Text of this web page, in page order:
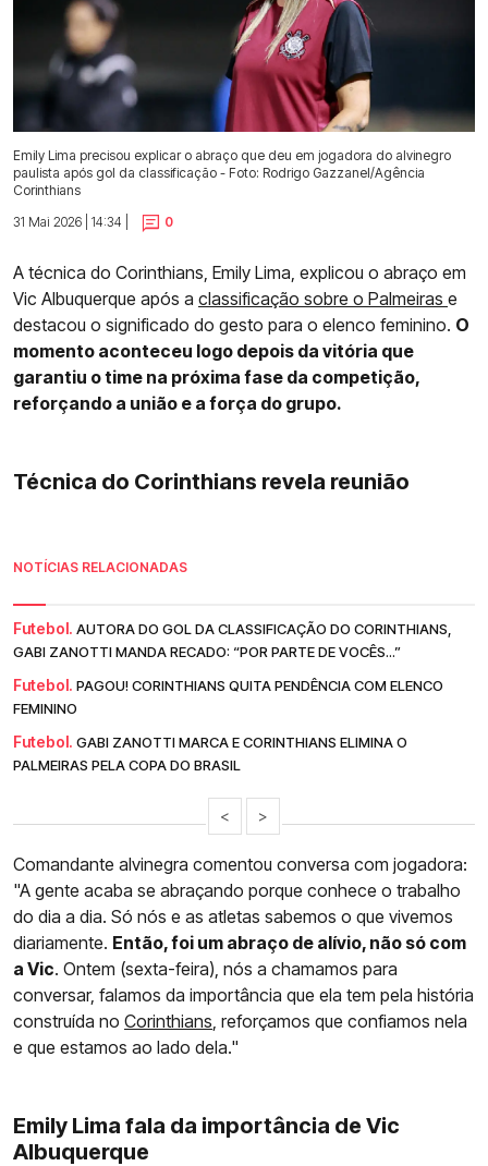
Emily Lima precisou explicar o abraço que deu em jogadora do alvinegro
paulista após gol da classificação - Foto: Rodrigo Gazzanel/Agência
Corinthians
31 Mai 2026 | 14:34 |
0
A técnica do Corinthians, Emily Lima, explicou o abraço em
Vic Albuquerque após a classificação sobre o Palmeiras e
destacou o significado do gesto para o elenco feminino. O
momento aconteceu logo depois da vitória que
garantiu o time na próxima fase da competição,
reforçando a união e a força do grupo.
Técnica do Corinthians revela reunião
NOTÍCIAS RELACIONADAS
Futebol. AUTORA DO GOL DA CLASSIFICAÇÃO DO CORINTHIANS,
GABI ZANOTTI MANDA RECADO: “POR PARTE DE VOCÊS...”
Futebol. PAGOU! CORINTHIANS QUITA PENDÊNCIA COM ELENCO
FEMININO
Futebol. GABI ZANOTTI MARCA E CORINTHIANS ELIMINA O
PALMEIRAS PELA COPA DO BRASIL
< >
Comandante alvinegra comentou conversa com jogadora:
"A gente acaba se abraçando porque conhece o trabalho
do dia a dia. Só nós e as atletas sabemos o que vivemos
diariamente. Então, foi um abraço de alívio, não só com
a Vic. Ontem (sexta-feira), nós a chamamos para
conversar, falamos da importância que ela tem pela história
construída no Corinthians , reforçamos que confiamos nela
e que estamos ao lado dela."
Emily Lima fala da importância de Vic
Albuquerque